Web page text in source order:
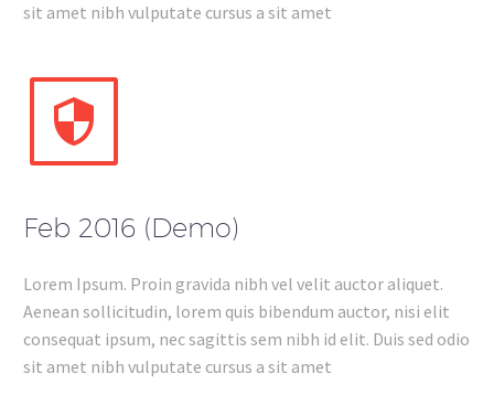
sit amet nibh vulputate cursus a sit amet


Feb 2016 (Demo)
Lorem Ipsum. Proin gravida nibh vel velit auctor aliquet.
Aenean sollicitudin, lorem quis bibendum auctor, nisi elit
consequat ipsum, nec sagittis sem nibh id elit. Duis sed odio
sit amet nibh vulputate cursus a sit amet